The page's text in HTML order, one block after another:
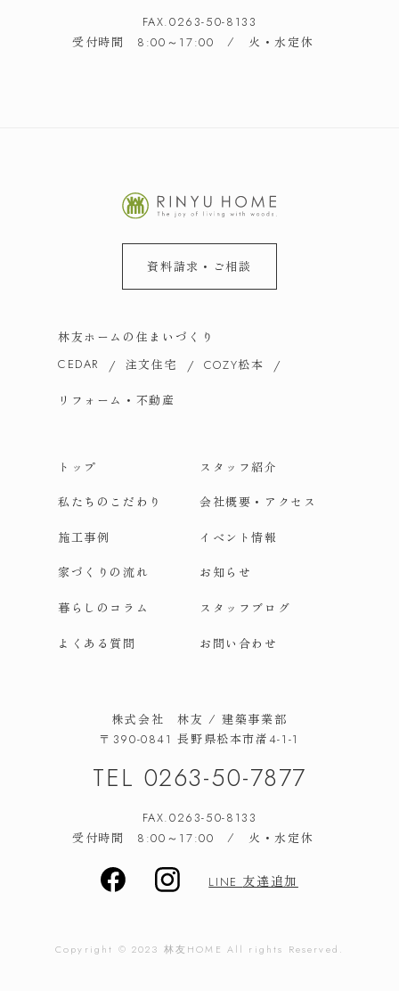
FAX.0263-50-8133
受付時間 8:00～17:00 / 火・水定休
資料請求・ご相談
林友ホームの住まいづくり
CEDAR
注文住宅 COZY松本
リフォーム・不動産
トップ スタッフ紹介
私たちのこだわり 会社概要・アクセス
施工事例 イベント情報
家づくりの流れ お知らせ
暮らしのコラム スタッフブログ
よくある質問 お問い合わせ
株式会社 林友 / 建築事業部
〒390-0841 長野県松本市渚4-1-1
TEL 0263-50-7877
FAX.0263-50-8133
受付時間 8:00～17:00 / 火・水定休
LINE 友達追加
Copyright © 2023 林友HOME All rights Reserved.